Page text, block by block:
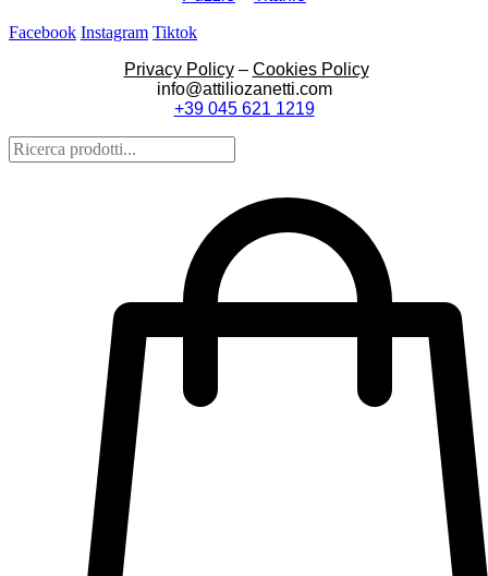
Facebook Instagram Tiktok
Privacy Policy– Cookies Policy
info@attiliozanetti.com
+39 045 621 1219